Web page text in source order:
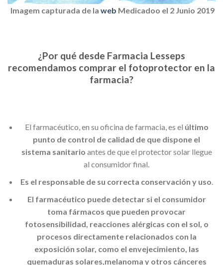
Imagem capturada de la web Medicadoo el 2 Junio 2019
¿Por qué desde Farmacia Lesseps
recomendamos comprar el fotoprotector en la
farmacia?
El farmacéutico, en su oficina de farmacia, es el último
punto de control de calidad de que dispone el
sistema sanitario antes de que el protector solar llegue
al consumidor final.
Es el responsable de su correcta conservación y uso.
El farmacéutico puede detectar si el consumidor
toma fármacos que pueden provocar
fotosensibilidad, reacciones alérgicas con el sol, o
procesos directamente relacionados con la
exposición solar, como el envejecimiento, las
quemaduras solares,melanoma y otros cánceres